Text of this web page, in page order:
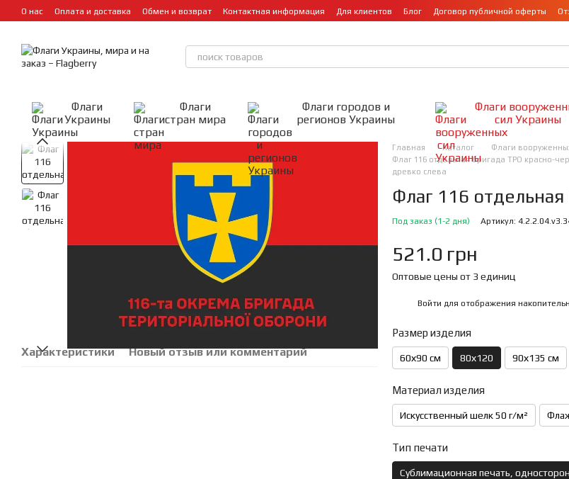
Перейти к основному контенту
О нас Оплата и доставка Обмен и возврат Контактная информация Для клиентов Блог Договор публичной оферты
Флаги
Украины
Флаги
стран мира
Флаги городов и
регионов Украины
Флаги
сил Украины
Характеристики Новый отзыв или комментарий
Главная Каталог Флаги
Флаг 116 отдельная бригада ТРО красно-
древко слева
Флаг 116
Под заказ (1-2 дня) Артикул:
521.0 грн
Оптовые цены от 3 единиц
Войти для отображения
Размер изделия
60х90 см 80х120 90х135 см
Материал изделия
Искусственный шелк 50 г/м²
Тип печати
Сублимационная печать,